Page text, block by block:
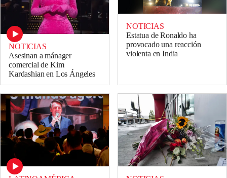
NOTICIAS
Asesinan a mánager
comercial de Kim
Kardashian en Los Ángeles
NOTICIAS
Estatua de Ronaldo ha
provocado una reacción
violenta en India